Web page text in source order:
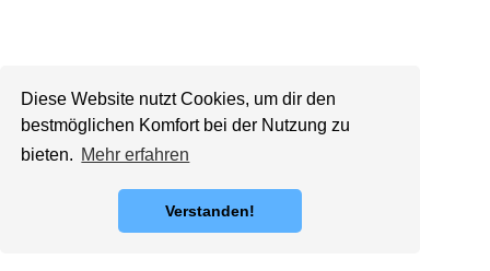
Diese Website nutzt Cookies, um dir den
bestmöglichen Komfort bei der Nutzung zu
bieten. Mehr erfahren
Verstanden!